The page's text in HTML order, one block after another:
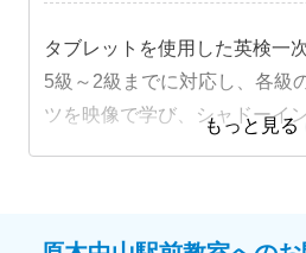
タブレットを使用した英検一
5級～2級までに対応し、各級
ツを映像で学び、シャドーイ
もっと見る